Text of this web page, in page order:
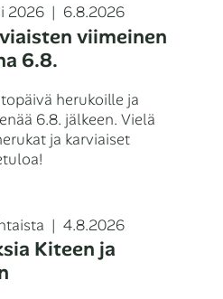
2026 Julkaistu
6.8.2026
viimeinen
6.8.
herukoille ja
6.8. jälkeen. Vielä
ja karviaiset
Julkaistu
4.8.2026
Kiteen ja